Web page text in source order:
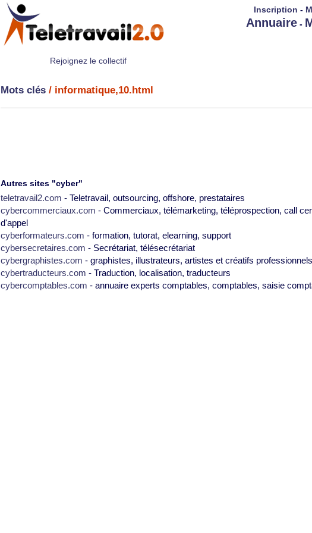
Rejoignez le collectif
Inscription -
Annuaire -
Mots clés / informatique,10.html
Autres sites "cyber"
teletravail2.com - Teletravail, outsourcing, offshore, prestataires
cybercommerciaux.com - Commerciaux, télémarketing, téléprospection, call
d'appel
cyberformateurs.com - formation, tutorat, elearning, support
cybersecretaires.com - Secrétariat, télésecrétariat
cybergraphistes.com - graphistes, illustrateurs, artistes et créatifs professionnels
cybertraducteurs.com - Traduction, localisation, traducteurs
cybercomptables.com - annuaire experts comptables, comptables, saisie